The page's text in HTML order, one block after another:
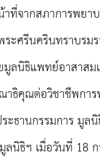
ที่จากสภาการพยา
ะศรีนครินทราบรม
มูลนิธิแพทย์อาสาสม
าธิคุณต่อวิชาชีพกา
ธานกรรมการ มูล
นิธิฯ เมื่อวันที่ 18